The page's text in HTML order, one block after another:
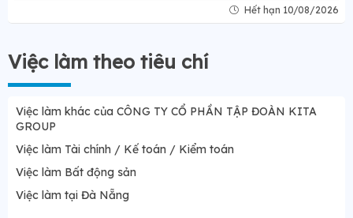
Hết hạn 10/08/2026
Việc làm theo tiêu chí
Việc làm khác của CÔNG TY CỔ PHẦN TẬP ĐOÀN KITA
GROUP
Việc làm Tài chính / Kế toán / Kiểm toán
Việc làm Bất động sản
Việc làm tại Đà Nẵng